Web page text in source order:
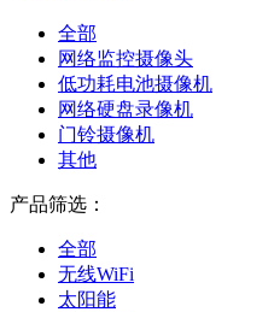
全部
网络监控摄像头
低功耗电池摄像机
网络硬盘录像机
门铃摄像机
其他
产品筛选：
全部
无线WiFi
太阳能